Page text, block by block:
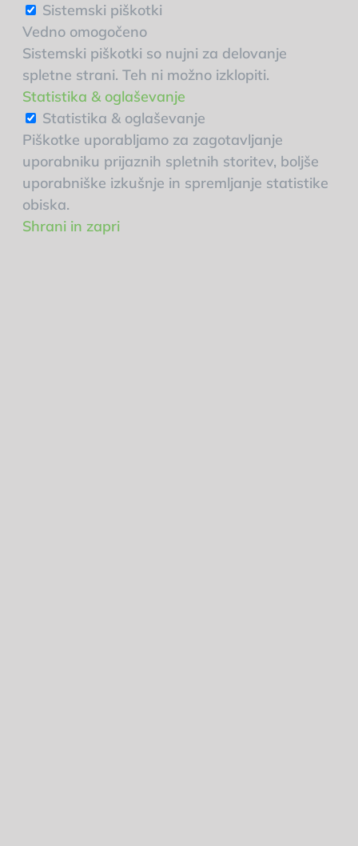
Sistemski piškotki
Vedno omogočeno
Sistemski piškotki so nujni za delovanje
spletne strani. Teh ni možno izklopiti.
Statistika & oglaševanje
Statistika & oglaševanje
Piškotke uporabljamo za zagotavljanje
uporabniku prijaznih spletnih storitev, boljše
uporabniške izkušnje in spremljanje statistike
obiska.
Shrani in zapri